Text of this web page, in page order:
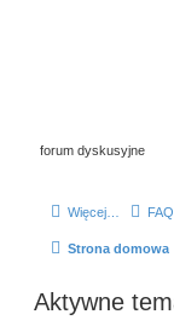
forum dyskusyjne
Więcej… FAQ
Strona domowa
Aktywne